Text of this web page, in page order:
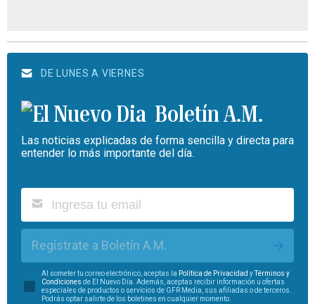
DE LUNES A VIERNES
Boletín A.M.
Las noticias explicadas de forma sencilla y directa para
entender lo más importante del día.
Regístrate a Boletín A.M.
Al someter tu correo electrónico, aceptas la Política de Privacidad yTérminos y
Condiciones de El Nuevo Día. Además, aceptas recibir información u ofertas
especiales de productos o servicios de GFR Media, sus afiliadas o de terceros.
Podrás optar salirte de los boletines en cualquier momento.